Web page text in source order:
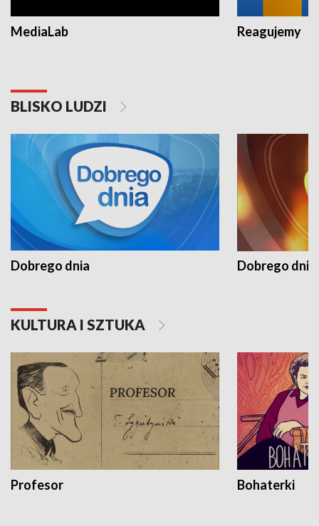
MediaLab Reagujemy
BLISKO LUDZI
Dobrego dnia Dobrego dnia
KULTURA I SZTUKA
Profesor Bohaterki